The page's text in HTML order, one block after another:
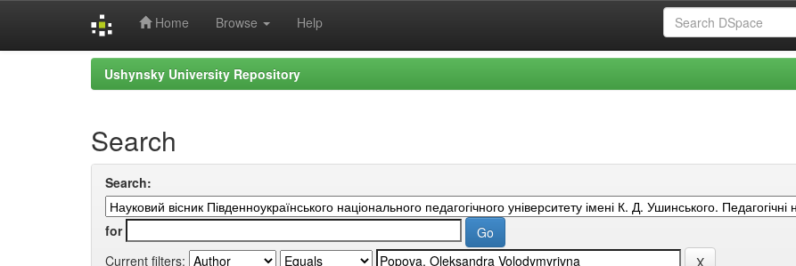
Home Browse Help
Ushynsky University Repository
Search
Search:
for
Current filters: